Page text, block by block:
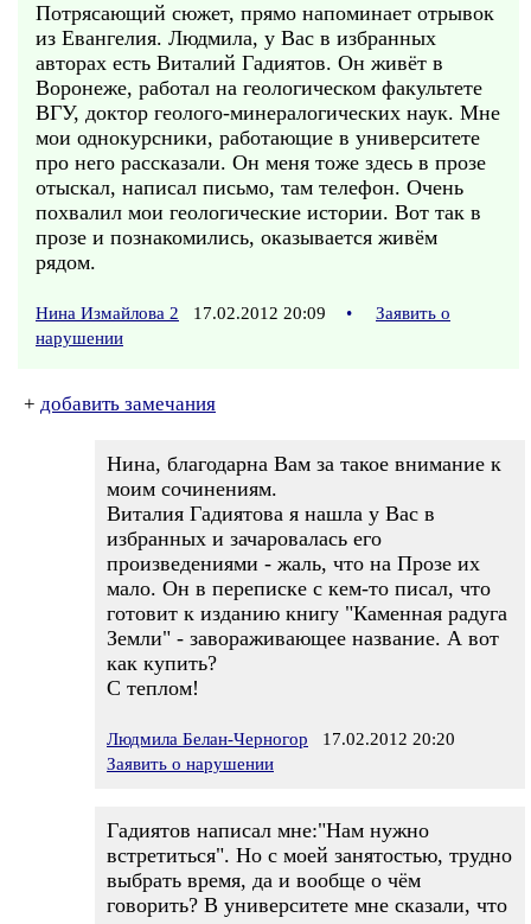
Потрясающий сюжет, прямо напоминает отрывок
из Евангелия. Людмила, у Вас в избранных
авторах есть Виталий Гадиятов. Он живёт в
Воронеже, работал на геологическом факультете
ВГУ, доктор геолого-минералогических наук. Мне
мои однокурсники, работающие в университете
про него рассказали. Он меня тоже здесь в прозе
отыскал, написал письмо, там телефон. Очень
похвалил мои геологические истории. Вот так в
прозе и познакомились, оказывается живём
рядом.
Нина Измайлова 2 17.02.2012 20:09 •
Заявить о
нарушении
+ добавить замечания
Нина, благодарна Вам за такое внимание к
моим сочинениям.
Виталия Гадиятова я нашла у Вас в
избранных и зачаровалась его
произведениями - жаль, что на Прозе их
мало. Он в переписке с кем-то писал, что
готовит к изданию книгу "Каменная радуга
Земли" - завораживающее название. А вот
как купить?
С теплом!
Людмила Белан-Черногор 17.02.2012 20:20
Заявить о нарушении
Гадиятов написал мне:"Нам нужно
встретиться". Но с моей занятостью, трудно
выбрать время, да и вообще о чём
говорить? В университете мне сказали, что